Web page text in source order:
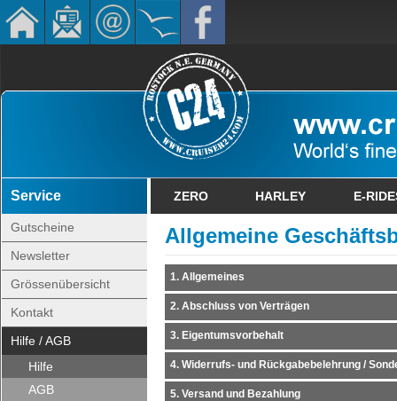
Service
Gutscheine
Newsletter
Grössenübersicht
Kontakt
Hilfe / AGB
Hilfe
AGB
ZERO HARLEY E-
Allgemeine
1. Allgemeines
2. Abschluss von Verträgen
3. Eigentumsvorbehalt
4. Widerrufs- und Rückgabebelehrung /
5. Versand und Bezahlung